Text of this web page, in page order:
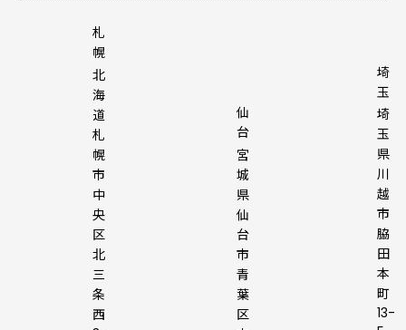
札
幌
北
海
道
札
幌
市
中
央
区
北
三
条
西
仙
台
宮
城
県
仙
台
市
青
葉
区
埼
玉
埼
玉
県
川
越
市
脇
田
本
町
13-